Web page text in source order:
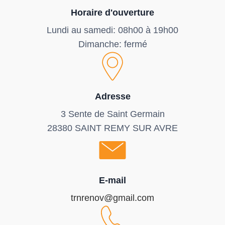
Horaire d'ouverture
Lundi au samedi: 08h00 à 19h00
Dimanche: fermé
Adresse
3 Sente de Saint Germain
28380 SAINT REMY SUR AVRE
E-mail
trnrenov@gmail.com